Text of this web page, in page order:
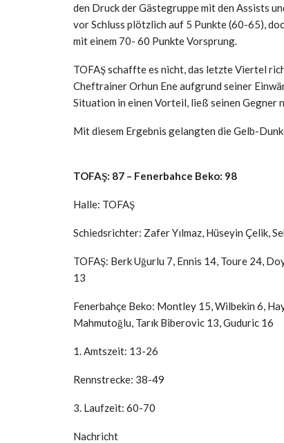
den Druck der Gästegruppe mit den Assists
vor Schluss plötzlich auf 5 Punkte (60-65),
mit einem 70- 60 Punkte Vorsprung.
TOFAŞ schaffte es nicht, das letzte Viertel
Cheftrainer Orhun Ene aufgrund seiner
Situation in einen Vorteil, ließ seinen Gegner
Mit diesem Ergebnis gelangten die Gelb-
TOFAŞ: 87 – Fenerbahce Beko: 98
Halle: TOFAŞ
Schiedsrichter: Zafer Yılmaz, Hüseyin Çelik,
TOFAŞ: Berk Uğurlu 7, Ennis 14, Toure 24,
13
Fenerbahçe Beko: Montley 15, Wilbekin 6,
Mahmutoğlu, Tarık Biberovic 13, Guduric 16
1. Amtszeit: 13-26
Rennstrecke: 38-49
3. Laufzeit: 60-70
Nachricht